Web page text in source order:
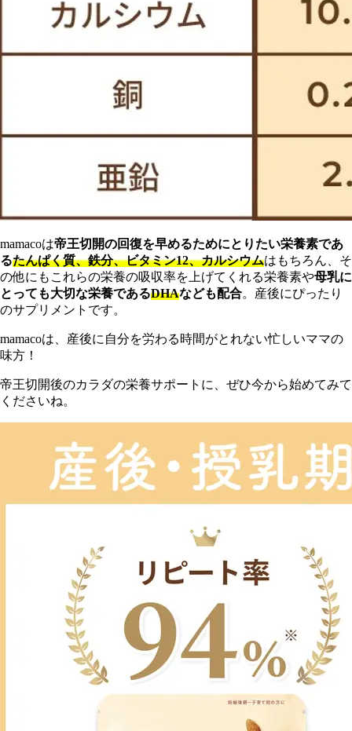
mamacoは帝王切開の回復を早めるためにとりたい栄養素であ
るたんぱく質、鉄分、ビタミン12、カルシウムはもちろん、そ
の他にもこれらの栄養の吸収率を上げてくれる栄養素や母乳に
とっても大切な栄養であるDHAなども配合。産後にぴったり
のサプリメントです。
mamacoは、産後に自分を労わる時間がとれない忙しいママの
味方！
帝王切開後のカラダの栄養サポートに、ぜひ今から始めてみて
くださいね。